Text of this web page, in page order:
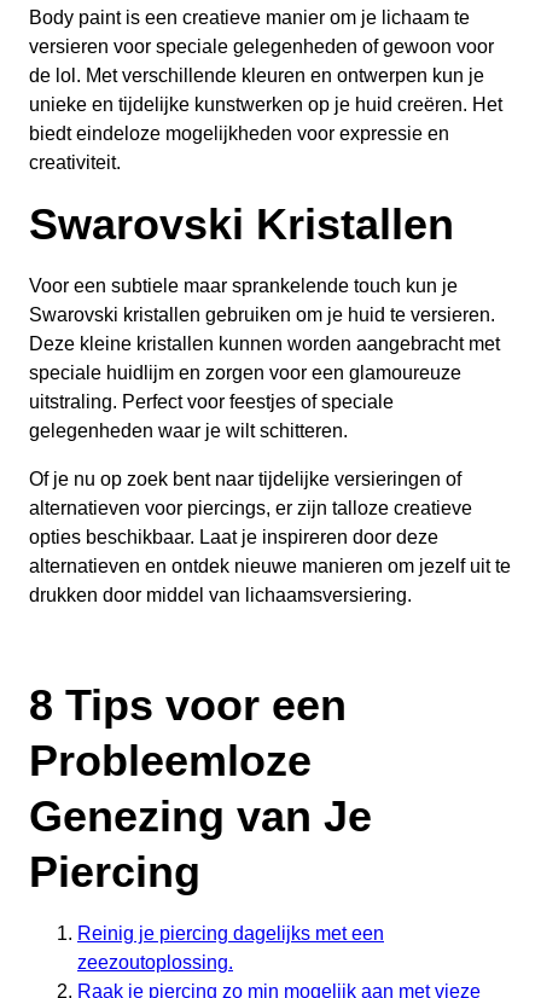
Body paint is een creatieve manier om je lichaam te
versieren voor speciale gelegenheden of gewoon voor
de lol. Met verschillende kleuren en ontwerpen kun je
unieke en tijdelijke kunstwerken op je huid creëren. Het
biedt eindeloze mogelijkheden voor expressie en
creativiteit.
Swarovski Kristallen
Voor een subtiele maar sprankelende touch kun je
Swarovski kristallen gebruiken om je huid te versieren.
Deze kleine kristallen kunnen worden aangebracht met
speciale huidlijm en zorgen voor een glamoureuze
uitstraling. Perfect voor feestjes of speciale
gelegenheden waar je wilt schitteren.
Of je nu op zoek bent naar tijdelijke versieringen of
alternatieven voor piercings, er zijn talloze creatieve
opties beschikbaar. Laat je inspireren door deze
alternatieven en ontdek nieuwe manieren om jezelf uit te
drukken door middel van lichaamsversiering.
8 Tips voor een
Probleemloze
Genezing van Je
Piercing
Reinig je piercing dagelijks met een
zeezoutoplossing.
Raak je piercing zo min mogelijk aan met vieze